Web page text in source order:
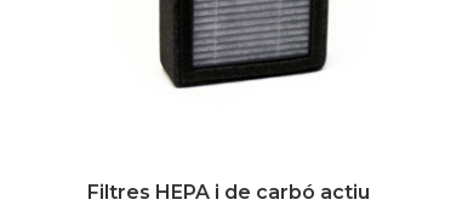
Filtres HEPA i de carbó actiu